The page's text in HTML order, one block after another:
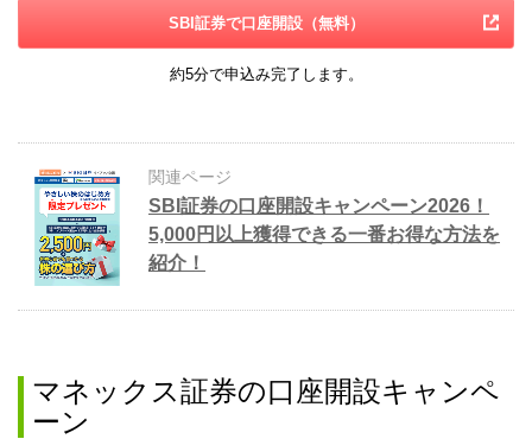
SBI証券で口座開設（無料）
約5分で申込み完了します。
関連ページ
SBI証券の口座開設キャンペーン2026！
5,000円以上獲得できる一番お得な方法を
紹介！
マネックス証券の口座開設キャンペ
ーン